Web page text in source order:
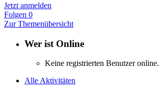
Jetzt anmelden
Folgen 0
Zur Themenübersicht
Wer ist Online
Keine registrierten Benutzer online.
Alle Aktivitäten